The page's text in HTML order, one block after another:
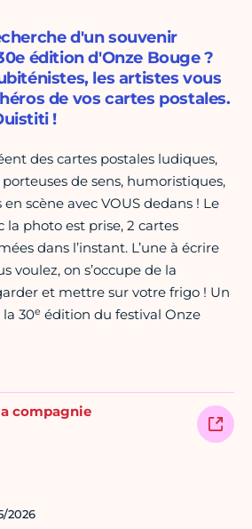
d'un souvenir
édition d'Onze Bouge ?
les artistes vous
de vos cartes postales.
!
des cartes postales ludiques,
de sens, humoristiques,
scène avec VOUS dedans ! Le
la photo est prise, 2 cartes
dans l’instant. L’une à écrire
voulez, on s’occupe de la
et mettre sur votre frigo ! Un
30e édition du festival Onze
compagnie
2026